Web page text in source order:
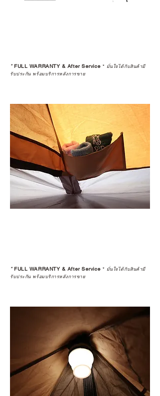
*FULL WARRANTY & After Service * มั่นใจได้กับสินค้ามี
รับประกัน พร้อมบริการหลังการขาย
*FULL WARRANTY & After Service * มั่นใจได้กับสินค้ามี
รับประกัน พร้อมบริการหลังการขาย